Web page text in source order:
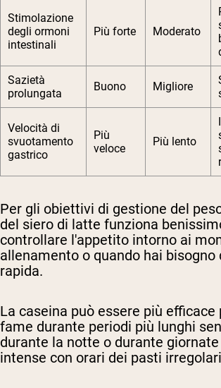
Stimolazione
degli ormoni
intestinali
Più forte Moderato
Sazietà
prolungata
Buono Migliore
Velocità di
svuotamento
gastrico
Più
veloce
Più lento
Per gli obiettivi di gestione del
del siero di latte funziona
controllare l'appetito intorno ai
allenamento o quando hai bisogno
rapida.
La caseina può essere più efficace
fame durante periodi più lunghi
durante la notte o durante
intense con orari dei pasti